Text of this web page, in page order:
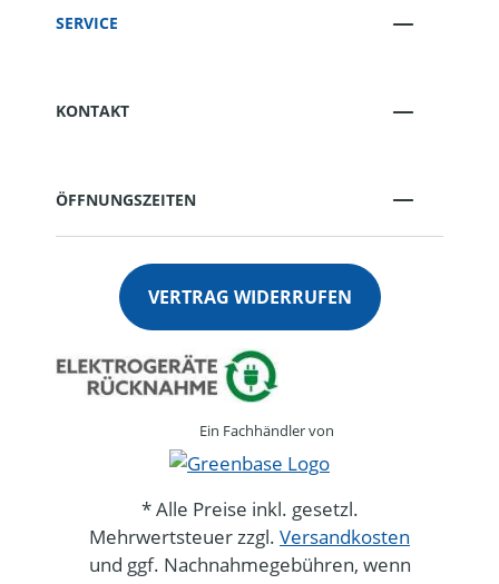
SERVICE
KONTAKT
ÖFFNUNGSZEITEN
VERTRAG WIDERRUFEN
Ein Fachhändler von
* Alle Preise inkl. gesetzl.
Mehrwertsteuer zzgl. Versandkosten
und ggf. Nachnahmegebühren, wenn